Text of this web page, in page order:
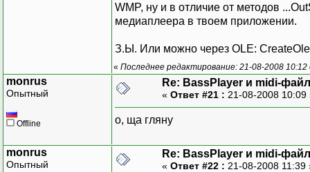
WMP, ну и в отличие от методов
медиаплеера в твоем приложении.
З.Ы. Или можно через OLE:
« Последнее редактирование: 21-08-2008
monrus
Опытный
Offline
Re: BassPlayer и midi-
« Ответ #21 : 21-08-2008
о, ща гляну
monrus
Опытный
Re: BassPlayer и midi-
« Ответ #22 : 21-08-2008